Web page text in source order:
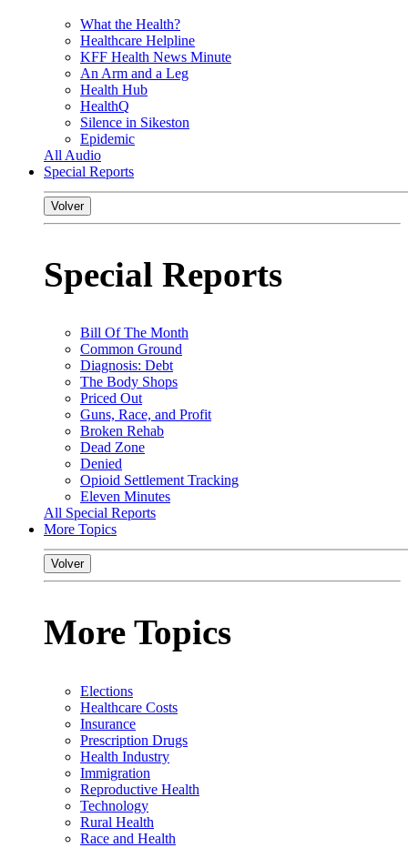
What the Health?
Healthcare Helpline
KFF Health News Minute
An Arm and a Leg
Health Hub
HealthQ
Silence in Sikeston
Epidemic
All Audio
Special Reports
Volver
Special Reports
Bill Of The Month
Common Ground
Diagnosis: Debt
The Body Shops
Priced Out
Guns, Race, and Profit
Broken Rehab
Dead Zone
Denied
Opioid Settlement Tracking
Eleven Minutes
All Special Reports
More Topics
Volver
More Topics
Elections
Healthcare Costs
Insurance
Prescription Drugs
Health Industry
Immigration
Reproductive Health
Technology
Rural Health
Race and Health